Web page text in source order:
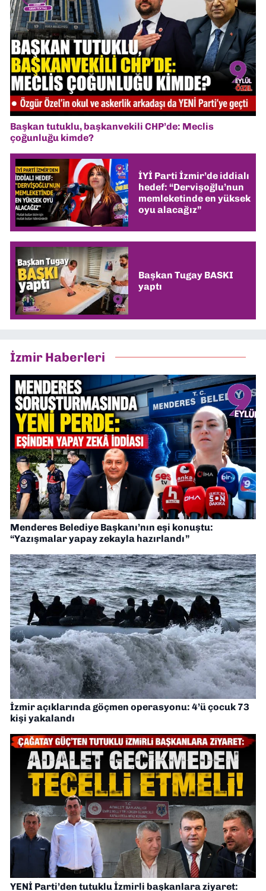
Başkan tutuklu, başkanvekili CHP’de: Meclis
çoğunluğu kimde?
İYİ Parti İzmir’de iddialı
hedef: “Dervişoğlu’nun
memleketinde en yüksek
oyu alacağız”
Başkan Tugay BASKI
yaptı
İzmir Haberleri
Menderes Belediye Başkanı’nın eşi konuştu:
“Yazışmalar yapay zekayla hazırlandı”
İzmir açıklarında göçmen operasyonu: 4’ü çocuk 73
kişi yakalandı
YENİ Parti’den tutuklu İzmirli başkanlara ziyaret: